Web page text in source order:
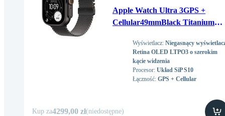
Apple Watch Ultra 3GPS +
Cellular49mmBlack Titanium
Milanese Loop - Small
Wyświetlacz: Niegasnący
Retina OLED LTPO3 o szerokim
kącie widzenia
Procesor: Układ SiP S10
Łączność: GPS + Cellular
Kup za4299,00 zł(niedostępne)